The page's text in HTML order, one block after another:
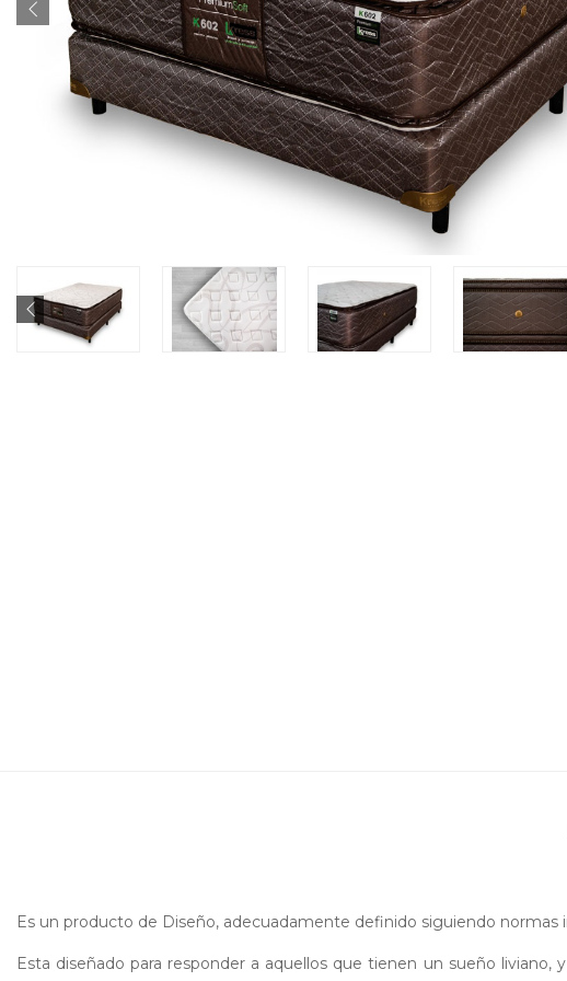
Es un producto de Diseño, adecuadamente definido siguiendo
Esta diseñado para responder a aquellos que tienen un sueño